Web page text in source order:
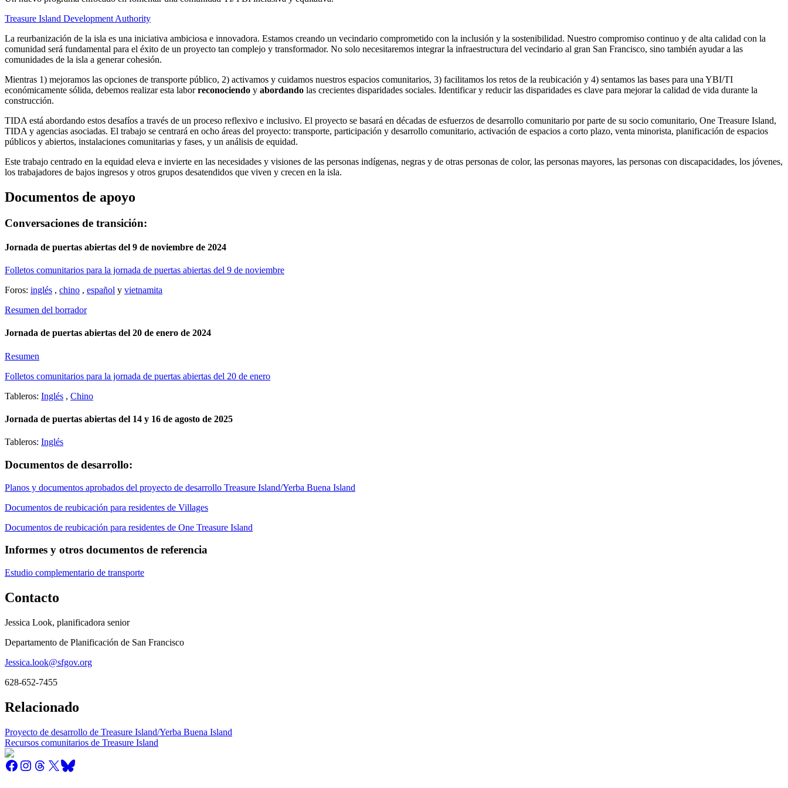
Treasure Island Development Authority
La reurbanización de la isla es una iniciativa ambiciosa e innovadora. Estamos creando un vecindario comprometido con la inclusión y la sostenibilidad. Nuestro compromiso continuo y de alta calidad con la
comunidad será fundamental para el éxito de un proyecto tan complejo y transformador. No solo necesitaremos integrar la infraestructura del vecindario al gran San Francisco, sino también ayudar a las
comunidades de la isla a generar cohesión.
Mientras 1) mejoramos las opciones de transporte público, 2) activamos y cuidamos nuestros espacios comunitarios, 3) facilitamos los retos de la reubicación y 4) sentamos las bases para una YBI/TI
económicamente sólida, debemos realizar esta laborreconociendo y abordando las crecientes disparidades sociales. Identificar y reducir las disparidades es clave para mejorar la calidad de vida durante la
construcción.
TIDA está abordando estos desafíos a través de un proceso reflexivo e inclusivo. El proyecto se basará en décadas de esfuerzos de desarrollo comunitario por parte de su socio comunitario, One Treasure Island,
TIDA y agencias asociadas. El trabajo se centrará en ocho áreas del proyecto: transporte, participación y desarrollo comunitario, activación de espacios a corto plazo, venta minorista, planificación de espacios
públicos y abiertos, instalaciones comunitarias y fases, y un análisis de equidad.
Este trabajo centrado en la equidad eleva e invierte en las necesidades y visiones de las personas indígenas, negras y de otras personas de color, las personas mayores, las personas con discapacidades, los jóvenes,
los trabajadores de bajos ingresos y otros grupos desatendidos que viven y crecen en la isla.
Documentos de apoyo
Conversaciones de transición:
Jornada de puertas abiertas del 9 de noviembre de 2024
Folletos comunitarios para la jornada de puertas abiertas del 9 de noviembre
Foros: inglés , chino , español y vietnamita
Resumen del borrador
Jornada de puertas abiertas del 20 de enero de 2024
Resumen
Folletos comunitarios para la jornada de puertas abiertas del 20 de enero
Tableros: Inglés , Chino
Jornada de puertas abiertas del 14 y 16 de agosto de 2025
Tableros: Inglés
Documentos de desarrollo:
Planos y documentos aprobados del proyecto de desarrollo Treasure Island/Yerba Buena Island
Documentos de reubicación para residentes de Villages
Documentos de reubicación para residentes de One Treasure Island
Informes y otros documentos de referencia
Estudio complementario de transporte
Contacto
Jessica Look, planificadora senior
Departamento de Planificación de San Francisco
Jessica.look@sfgov.org
628-652-7455
Relacionado
Proyecto de desarrollo de Treasure Island/Yerba Buena Island
Recursos comunitarios de Treasure Island